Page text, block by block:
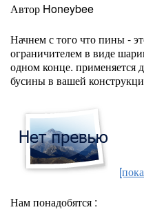
Автор Honeybee
Начнем с того что пины -
ограничителем в виде
одном конце. применяется
бусины в вашей
Нам